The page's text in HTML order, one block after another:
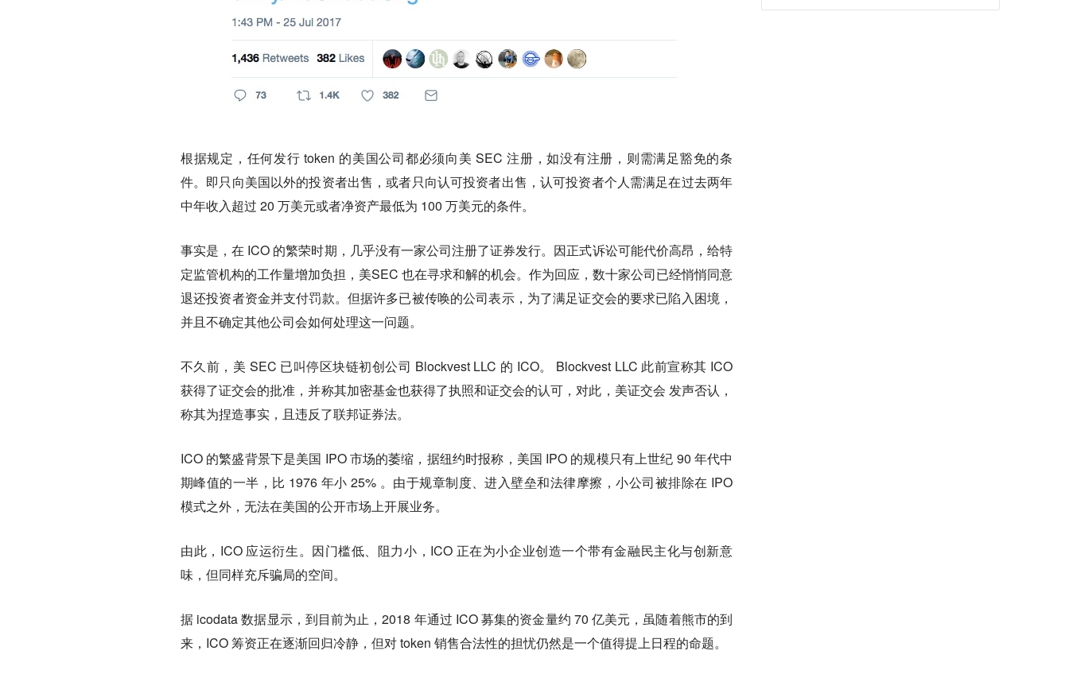
根据规定，任何发行 token 的美国公司都必须向美 SEC 注册，如没有注册，则需满足豁免的条
件。即只向美国以外的投资者出售，或者只向认可投资者出售，认可投资者个人需满足在过去两年
中年收入超过 20 万美元或者净资产最低为 100 万美元的条件。
事实是，在 ICO 的繁荣时期，几乎没有一家公司注册了证券发行。因正式诉讼可能代价高昂，给特
定监管机构的工作量增加负担，美SEC 也在寻求和解的机会。作为回应，数十家公司已经悄悄同意
退还投资者资金并支付罚款。但据许多已被传唤的公司表示，为了满足证交会的要求已陷入困境，
并且不确定其他公司会如何处理这一问题。
不久前，美 SEC 已叫停区块链初创公司 Blockvest LLC 的 ICO。 Blockvest LLC 此前宣称其 ICO
获得了证交会的批准，并称其加密基金也获得了执照和证交会的认可，对此，美证交会 发声否认，
称其为捏造事实，且违反了联邦证券法。
ICO 的繁盛背景下是美国 IPO 市场的萎缩，据纽约时报称，美国 IPO 的规模只有上世纪 90 年代中
期峰值的一半，比 1976 年小 25% 。由于规章制度、进入壁垒和法律摩擦，小公司被排除在 IPO
模式之外，无法在美国的公开市场上开展业务。
由此，ICO 应运衍生。因门槛低、阻力小，ICO 正在为小企业创造一个带有金融民主化与创新意
味，但同样充斥骗局的空间。
据 icodata 数据显示，到目前为止，2018 年通过 ICO 募集的资金量约 70 亿美元，虽随着熊市的到
来，ICO 筹资正在逐渐回归冷静，但对 token 销售合法性的担忧仍然是一个值得提上日程的命题。